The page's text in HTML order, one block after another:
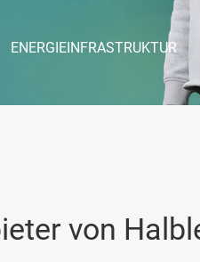
von